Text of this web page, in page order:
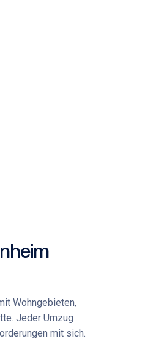
Wohngebieten,
JederUmzug
mit sich.